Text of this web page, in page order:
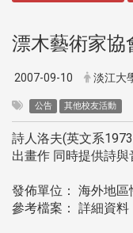
漂木藝術家協
2007-09-10 淡江大
公告 其他校友活動
詩人洛夫(英文系
出畫作 同時提供詩
發佈單位： 海外地
參考檔案： 詳細資料